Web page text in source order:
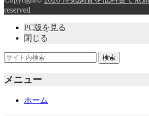
reserved
PC版を見る
閉じる
メニュー
ホーム